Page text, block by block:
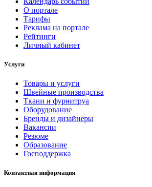
О портале
Тарифы
Реклама на портале
Рейтинги
Личный кабинет
Услуги
Товары и услуги
Швейные производства
Ткани и фурнитруа
Оборудование
Бренды и дизайнеры
Вакансии
Резюме
Образование
Господдержка
Контактная информация